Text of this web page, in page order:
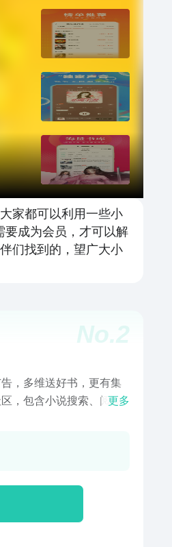
家都可以利用一些小
要成为会员，才可以解
们找到的，望广大小
No.2
，多维送好书，更有集
，包含小说搜索、阅读
市言情、武侠仙侠、青
。小说内容比QQ阅读、
读书城、掌阅、网易阅
、阅读、快读小说、
更丰富。自动智能转
更多